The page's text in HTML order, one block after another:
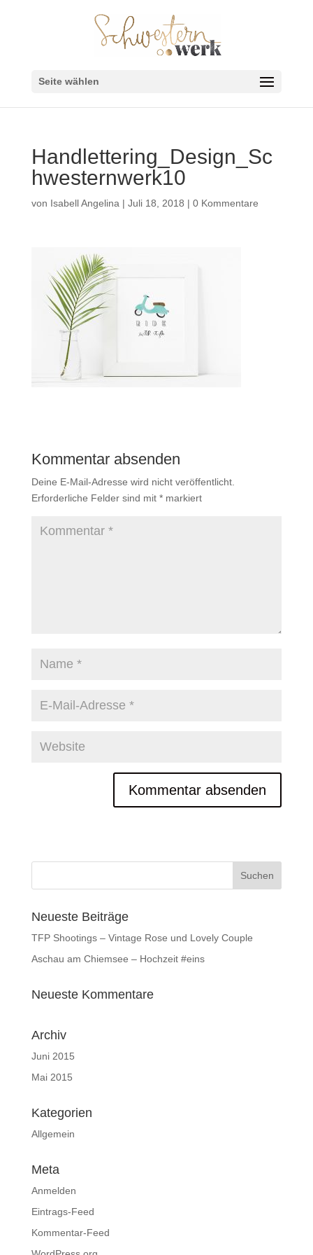
Seite wählen
Handlettering_Design_Sc
hwesternwerk10
von Isabell Angelina | Juli 18, 2018 | 0 Kommentare
Kommentar absenden
Deine E-Mail-Adresse wird nicht veröffentlicht.
Erforderliche Felder sind mit *markiert
Neueste Beiträge
TFP Shootings – Vintage Rose und Lovely Couple
Aschau am Chiemsee – Hochzeit #eins
Neueste Kommentare
Archiv
Juni 2015
Mai 2015
Kategorien
Allgemein
Meta
Anmelden
Eintrags-Feed
Kommentar-Feed